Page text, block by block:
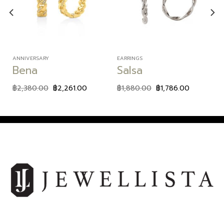
wishlist
ANNIVERSARY
Bena
฿2,380.00 ฿2,261.00
wishlist
EARRINGS
Salsa
฿1,880.00 ฿1,786.00